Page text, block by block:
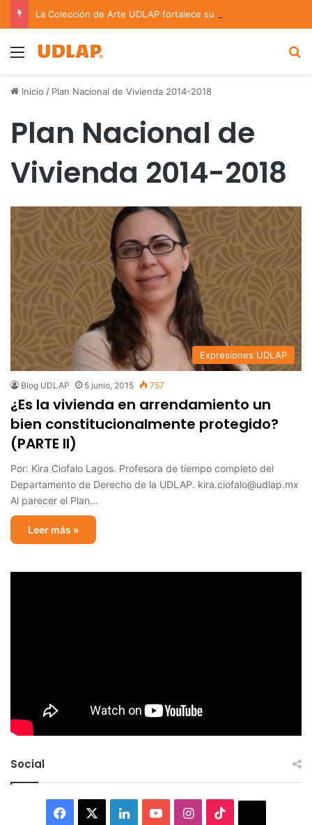
Menu
Inicio / Plan Nacional de Vivienda 2014-2018
Plan Nacional de
Vivienda 2014-2018
Expresiones UDLAP
Blog UDLAP 5 junio, 2015 757
¿Es la vivienda en arrendamiento un
bien constitucionalmente protegido?
(PARTE II)
Por: Kira Ciofalo Lagos. Profesora de tiempo completo del
Departamento de Derecho de la UDLAP. kira.ciofalo@udlap.mx
Al parecer el Plan…
Leer más »
Social
Facebook LinkedInYouTubeInstagram